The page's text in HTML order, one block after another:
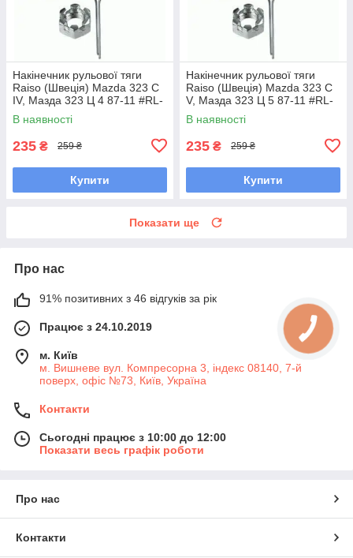
Накінечник рульової тяги
Raiso (Швеція) Mazda 323 C
IV, Мазда 323 Ц 4 87-11 #RL-
232280M UAAWYRA7
В наявності
235 ₴ 259 ₴
Купити
Накінечник рульової тяги
Raiso (Швеція) Mazda 323 C
V, Мазда 323 Ц 5 87-11 #RL-
232280M UAAWYRA7
В наявності
235 ₴ 259 ₴
Купити
Показати ще
Про нас
91% позитивних з 46 відгуків за рік
Працює з 24.10.2019
м. Київ
м. Вишневе вул. Компресорна 3, індекс 08140, 7-й
поверх, офіс №73, Київ, Україна
Контакти
Сьогодні працює з 10:00 до 12:00
Показати весь графік роботи
Про нас
Контакти